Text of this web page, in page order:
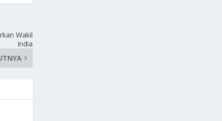
Wakil
India